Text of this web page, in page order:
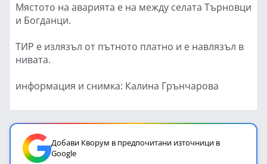
Мястото на аварията е на между селата Търновци
и Богданци.
ТИР е излязъл от пътното платно и е навлязъл в
нивата.
информация и снимка: Калина Грънчарова
Добави Кворум в предпочитани източници в
Google